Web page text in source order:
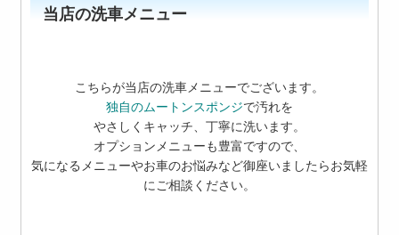
当店の洗車メニュー
こちらが当店の洗車メニューでございます。
独自のムートンスポンジで汚れを
やさしくキャッチ、丁寧に洗います。
オプションメニューも豊富ですので、
気になるメニューやお車のお悩みなど御座いましたらお気軽
にご相談ください。